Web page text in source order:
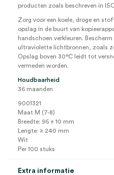
producten zoals beschreven in
Zorg voor een koele, droge en
opslag in de buurt van
handschoen verkleuren.
ultraviolette lichtbronnen, zoals
Opslag boven 30°C leidt tot
vermeden worden.
Houdbaarheid
36 maanden
9001321
Maat M (7-8)
Breedte: 95 ± 10 mm
Lengte: ≥ 240 mm
Wit
Per 100 stuks
Extra informatie